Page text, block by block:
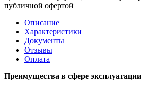
публичной офертой
Описание
Характеристики
Документы
Отзывы
Оплата
Преимущества в сфере эксплуатации